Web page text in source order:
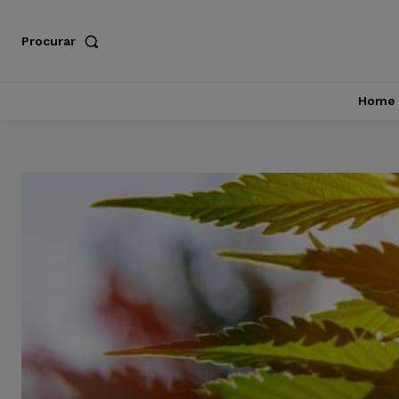
Procurar
Home